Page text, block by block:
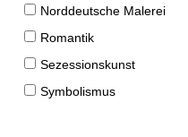
Norddeutsche Malerei
Romantik
Sezessionskunst
Symbolismus